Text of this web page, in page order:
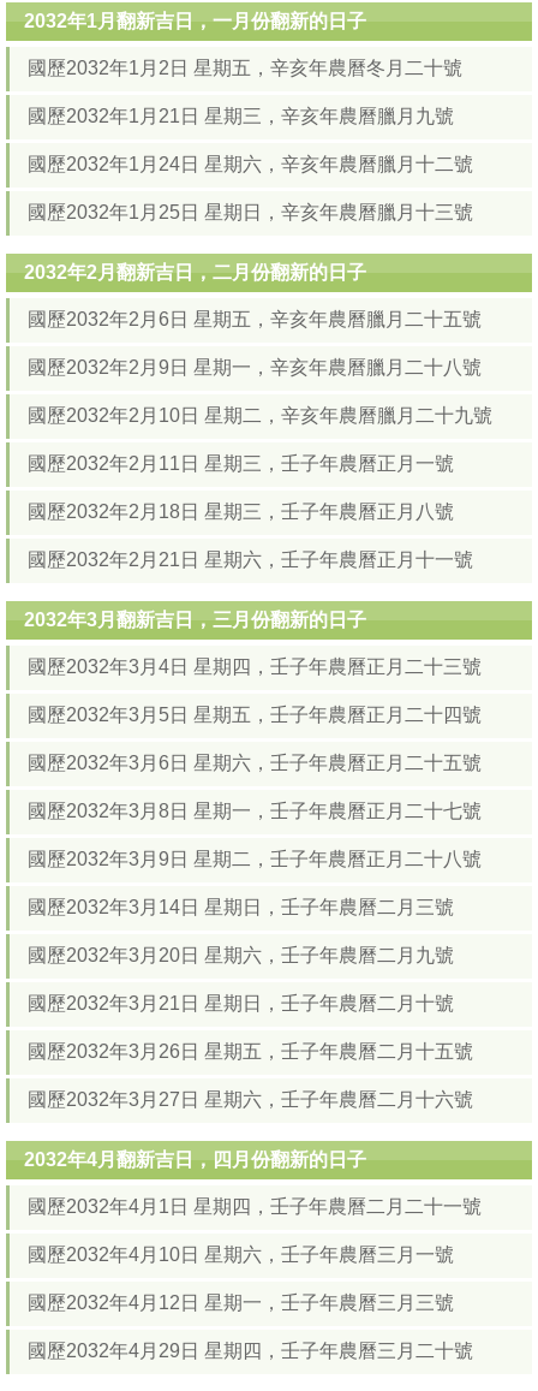
2032年1月翻新吉日，一月份翻新的日子
國歷2032年1月2日 星期五，辛亥年農曆冬月二十號
國歷2032年1月21日 星期三，辛亥年農曆臘月九號
國歷2032年1月24日 星期六，辛亥年農曆臘月十二號
國歷2032年1月25日 星期日，辛亥年農曆臘月十三號
2032年2月翻新吉日，二月份翻新的日子
國歷2032年2月6日 星期五，辛亥年農曆臘月二十五號
國歷2032年2月9日 星期一，辛亥年農曆臘月二十八號
國歷2032年2月10日 星期二，辛亥年農曆臘月二十九號
國歷2032年2月11日 星期三，壬子年農曆正月一號
國歷2032年2月18日 星期三，壬子年農曆正月八號
國歷2032年2月21日 星期六，壬子年農曆正月十一號
2032年3月翻新吉日，三月份翻新的日子
國歷2032年3月4日 星期四，壬子年農曆正月二十三號
國歷2032年3月5日 星期五，壬子年農曆正月二十四號
國歷2032年3月6日 星期六，壬子年農曆正月二十五號
國歷2032年3月8日 星期一，壬子年農曆正月二十七號
國歷2032年3月9日 星期二，壬子年農曆正月二十八號
國歷2032年3月14日 星期日，壬子年農曆二月三號
國歷2032年3月20日 星期六，壬子年農曆二月九號
國歷2032年3月21日 星期日，壬子年農曆二月十號
國歷2032年3月26日 星期五，壬子年農曆二月十五號
國歷2032年3月27日 星期六，壬子年農曆二月十六號
2032年4月翻新吉日，四月份翻新的日子
國歷2032年4月1日 星期四，壬子年農曆二月二十一號
國歷2032年4月10日 星期六，壬子年農曆三月一號
國歷2032年4月12日 星期一，壬子年農曆三月三號
國歷2032年4月29日 星期四，壬子年農曆三月二十號